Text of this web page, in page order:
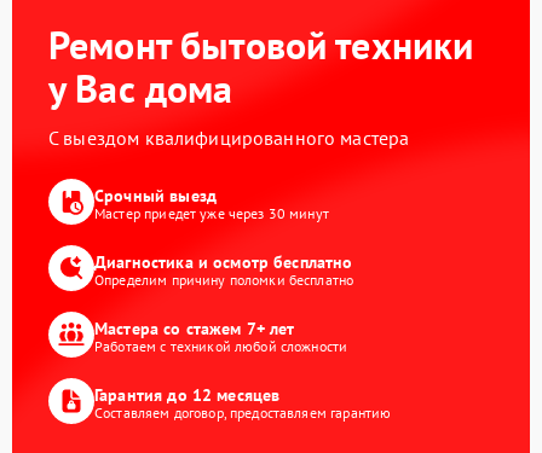
Ремонт бытовой техники
у Вас дома
С выездом квалифицированного мастера
Срочный выезд
Мастер приедет уже через 30 минут
Диагностика и осмотр бесплатно
Определим причину поломки бесплатно
Мастера со стажем 7+ лет
Работаем с техникой любой сложности
Гарантия до 12 месяцев
Составляем договор, предоставляем гарантию